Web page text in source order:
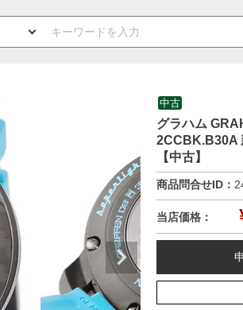
中古
グラハム
2CCBK.B30A
【中古】
商品問合せID：
当店価格：